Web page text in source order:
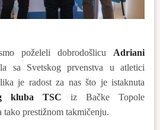
poželeli dobrodošlicu Adriani
sa Svetskog prvenstva u atletici
je radost za nas što je istaknuta
kluba TSC iz Bačke Topole
tako prestižnom takmičenju.